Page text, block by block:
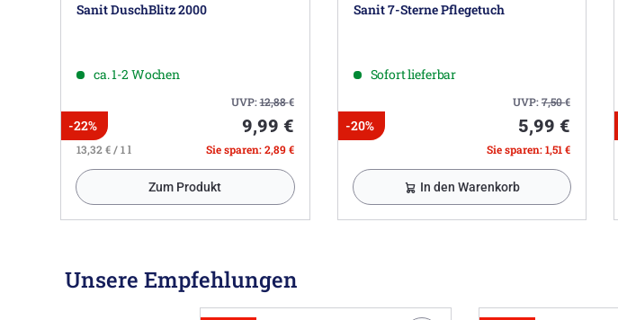
Sanit DuschBlitz 2000
ca. 1-2 Wochen
UVP:12,88€
-22% 9,99 €
13,32 € / 1 l Sie sparen: 2,89 €
Zum Produkt
Sanit 7-Sterne Pflegetuch
Sofort lieferbar
UVP:7,50€
-20% 5,99 €
Sie sparen: 1,51 €
In den Warenkorb
Unsere Empfehlungen